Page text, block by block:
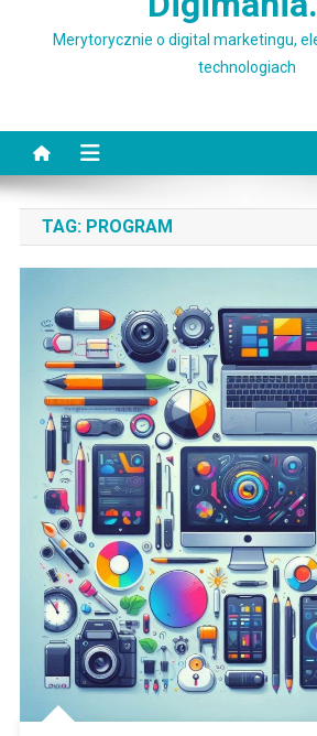
Merytorycznie o digital marketingu,
technologiach
TAG: PROGRAM